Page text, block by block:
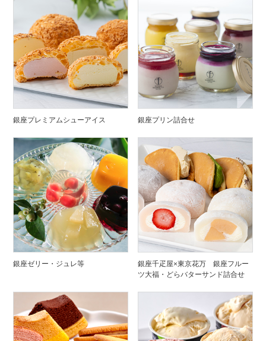
銀座プレミアムシューアイス 銀座プリン詰合せ
銀座ゼリー・ジュレ等
銀座千疋屋×東京花万 銀座フルー
ツ大福・どらバターサンド詰合せ